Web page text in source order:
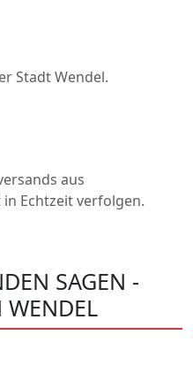
aus
Echtzeit verfolgen.
Stadt Wendel.
SAGEN -
WENDEL